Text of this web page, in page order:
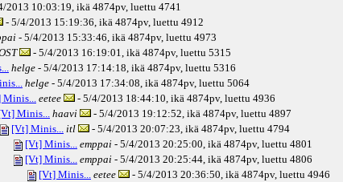
2013 10:03:19, ikä 4874pv, luettu 4741
- 5/4/2013 15:19:36, ikä 4874pv, luettu 4912
- 5/4/2013 15:33:46, ikä 4874pv, luettu 4973
- 5/4/2013 16:19:01, ikä 4874pv, luettu 5315
helge - 5/4/2013 17:14:18, ikä 4874pv, luettu 5316
helge - 5/4/2013 17:34:08, ikä 4874pv, luettu 5064
Minis...eetee - 5/4/2013 18:44:10, ikä 4874pv, luettu 4936
Minis...haavi - 5/4/2013 19:12:52, ikä 4874pv, luettu 4897
[Vt] Minis... itl - 5/4/2013 20:07:23, ikä 4874pv, luettu 4794
[Vt] Minis... emppai - 5/4/2013 20:25:00, ikä 4874pv, luettu 4801
[Vt] Minis... emppai - 5/4/2013 20:25:44, ikä 4874pv, luettu 4806
[Vt] Minis... eetee - 5/4/2013 20:36:50, ikä 4874pv, luettu 4946